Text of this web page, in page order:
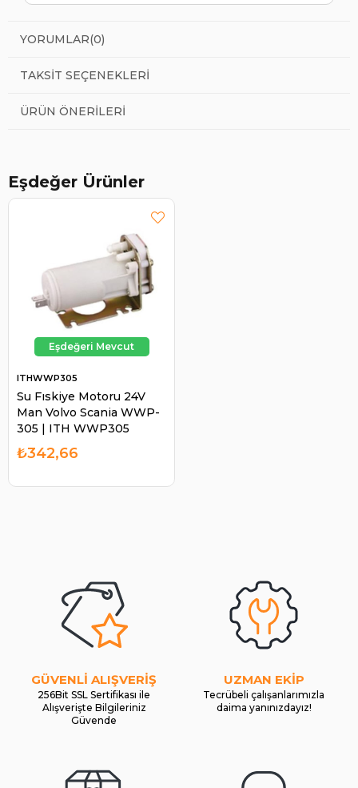
YORUMLAR(0)
TAKSIT SEÇENEKLERI
ÜRÜN ÖNERILERI
Eşdeğer Ürünler
Su Fıskiye Motoru 24V
Man Volvo Scania WWP-
305 | ITH WWP305
ITHWWP305
₺342,66
GÜVENLİ ALIŞVERİŞ
256Bit SSL Sertifikası ile
Alışverişte Bilgileriniz
Güvende
UZMAN EKİP
Tecrübeli çalışanlarımızla
daima yanınızdayız!